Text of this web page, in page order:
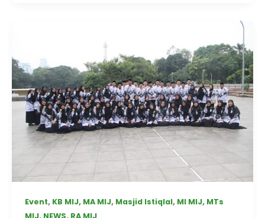
Event, KB MIJ, MA MIJ, Masjid Istiqlal, MI MIJ, MTs